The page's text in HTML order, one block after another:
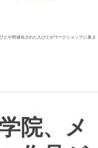
とや周縁化された人びとがワークショップに集ま
院、メ